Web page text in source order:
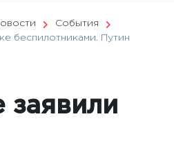
События
беспилотниками. Путин
заявили